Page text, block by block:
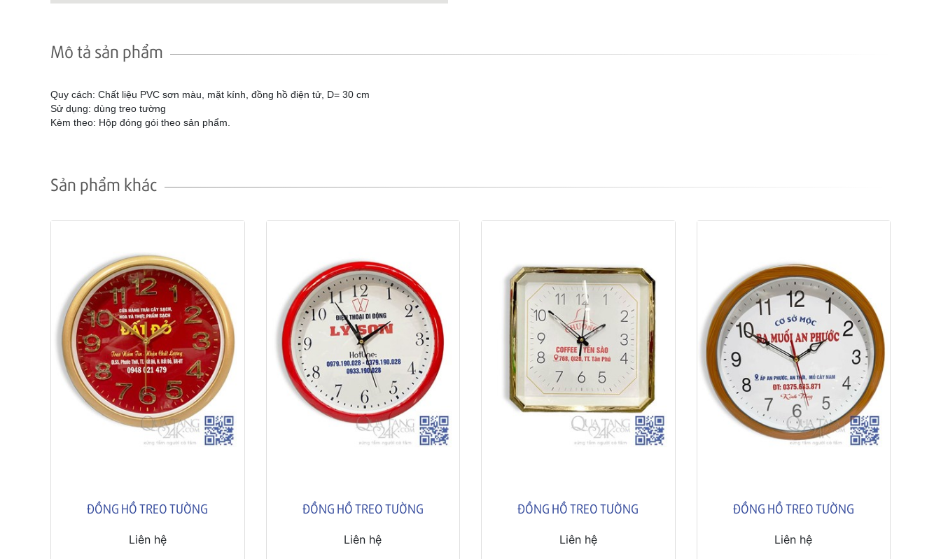
Mô tả sản phẩm
Quy cách: Chất liệu PVC sơn màu, mặt kính, đồng hồ điện tử, D= 30 cm
Sử dụng: dùng treo tường
Kèm theo: Hộp đóng gói theo sản phẩm.
Sản phẩm khác
ĐỒNG HỒ TREO TƯỜNG
Liên hệ
ĐỒNG HỒ TREO TƯỜNG
Liên hệ
ĐỒNG HỒ TREO TƯỜNG
Liên hệ
ĐỒNG HỒ TREO TƯỜNG
Liên hệ